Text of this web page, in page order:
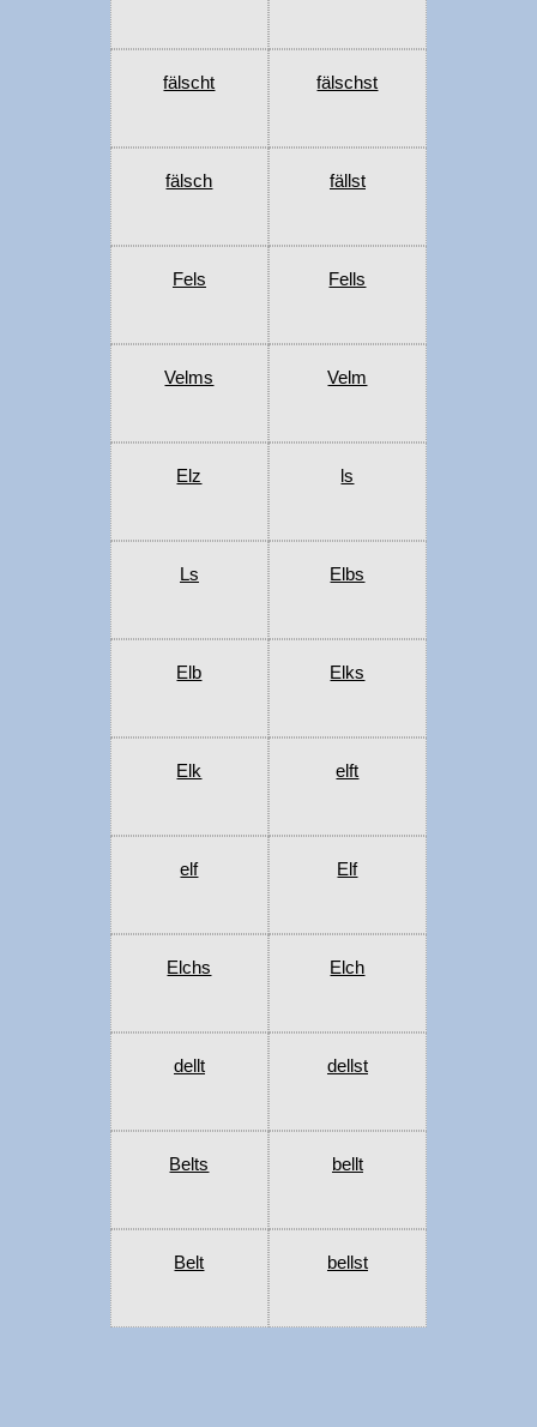
fälscht fälschst
fälsch fällst
Fels Fells
Velms Velm
Elz ls
Ls Elbs
Elb Elks
Elk elft
elf Elf
Elchs Elch
dellt dellst
Belts bellt
Belt bellst